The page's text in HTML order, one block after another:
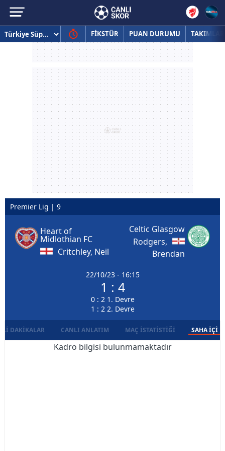
FİKSTÜR PUAN DURUMU TAKIMLAR
Premier Lig | 9
Heart of
Midlothian FC
Critchley, Neil
22/10/23 - 16:15
1 : 4
0 : 2 1. Devre
1 : 2 2. Devre
Celtic Glasgow
Rodgers,
Brendan
DAKIKALAR CANLI ANLATIM MAÇ İSTATISTIĞI SAHA İÇI
Kadro bilgisi bulunmamaktadır